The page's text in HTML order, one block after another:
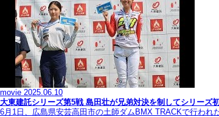
movie 2025.06.10
大東建託シリーズ第5戦 島田壮が兄弟対決を制してシリーズ
6月1日、広島県安芸高田市の土師ダムBMX TRACKで行わ